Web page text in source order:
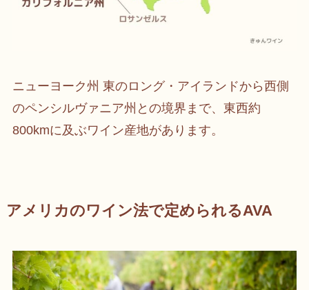
ニューヨーク州 東のロング・アイランドから西側
のペンシルヴァニア州との境界まで、東西約
800kmに及ぶワイン産地があります。
アメリカのワイン法で定められるAVA